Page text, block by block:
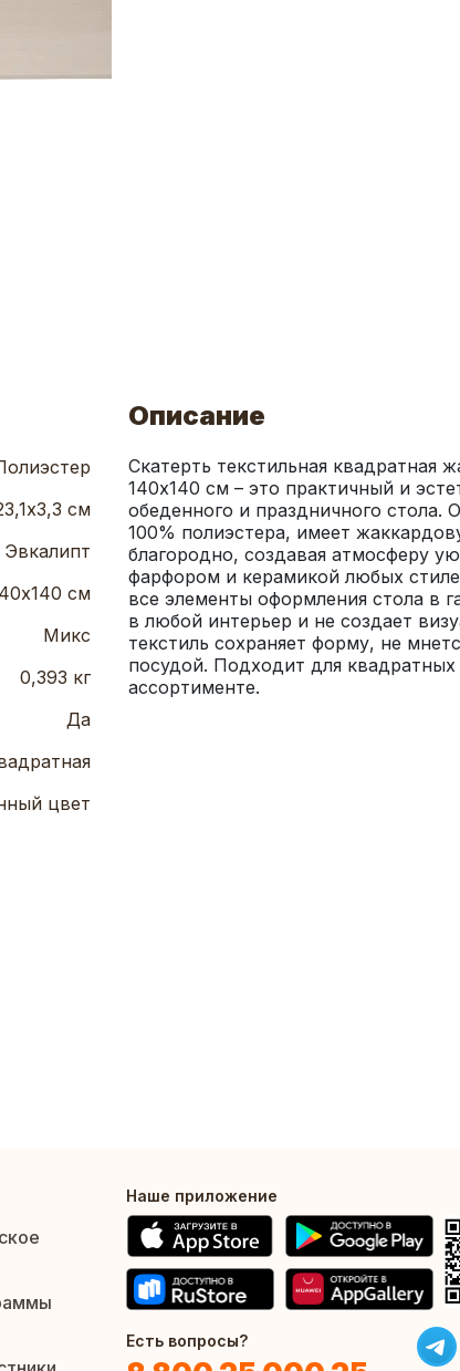
см
Эвкалипт
см
Микс
0,393 кг
Да
цвет
Описание
Скатерть текстильная квадратная
140х140 см – это практичный и
обеденного и праздничного стола.
100% полиэстера, имеет
благородно, создавая атмосферу
фарфором и керамикой любых
все элементы оформления стола в
в любой интерьер и не создает
текстиль сохраняет форму, не
посудой. Подходит для
ассортименте.
Наше приложение
Есть вопросы?